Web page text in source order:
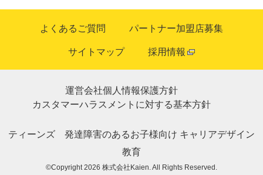
よくあるご質問 パートナー加盟店募集
サイトマップ 採用情報
運営会社個人情報保護方針
カスタマーハラスメントに対する基本方針
ティーンズ 発達障害のあるお子様向け キャリアデザイン
教育
©Copyright 2026 株式会社Kaien. All Rights Reserved.